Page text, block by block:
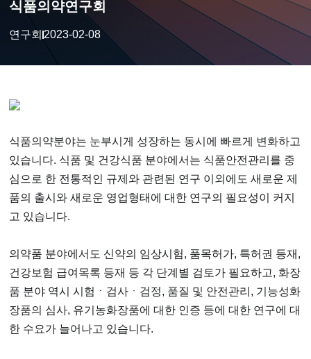
식품의약연구회
연구회 2023-02-08
식품의약분야는 눈부시게 성장하는 동시에 빠르게 변화하고
있습니다. 식품 및 건강식품 분야에서는 식품안전관리를 중
심으로 한 전통적인 규제와 관련된 연구 이외에도 새로운 제
품의 출시와 새로운 영업형태에 대한 연구의 필요성이 커지
고 있습니다.
의약품 분야에서도 신약의 임상시험, 품목허가, 특허권 등재,
건강보험 급여목록 등재 등 각 단계별 검토가 필요하고, 화장
품 분야 역시 시험ㆍ검사ㆍ검정, 품질 및 안전관리, 기능성화
장품의 심사, 유기농화장품에 대한 인증 등에 대한 연구에 대
한 수요가 늘어나고 있습니다.